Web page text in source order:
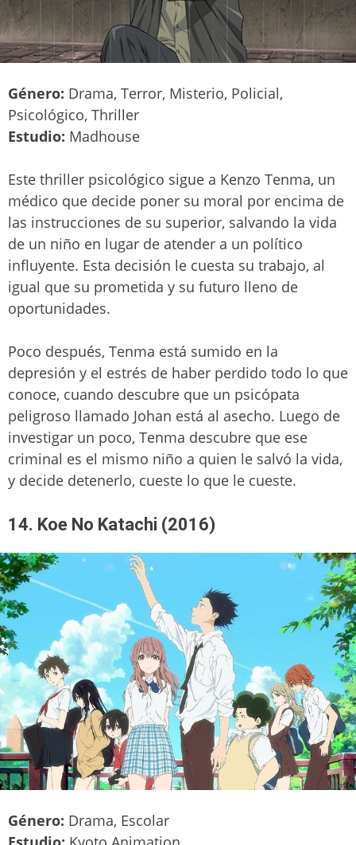
Género: Drama, Terror, Misterio, Policial,
Psicológico, Thriller
Estudio: Madhouse
Este thriller psicológico sigue a Kenzo Tenma, un
médico que decide poner su moral por encima de
las instrucciones de su superior, salvando la vida
de un niño en lugar de atender a un político
influyente. Esta decisión le cuesta su trabajo, al
igual que su prometida y su futuro lleno de
oportunidades.
Poco después, Tenma está sumido en la
depresión y el estrés de haber perdido todo lo que
conoce, cuando descubre que un psicópata
peligroso llamado Johan está al asecho. Luego de
investigar un poco, Tenma descubre que ese
criminal es el mismo niño a quien le salvó la vida,
y decide detenerlo, cueste lo que le cueste.
14. Koe No Katachi (2016)
Género: Drama, Escolar